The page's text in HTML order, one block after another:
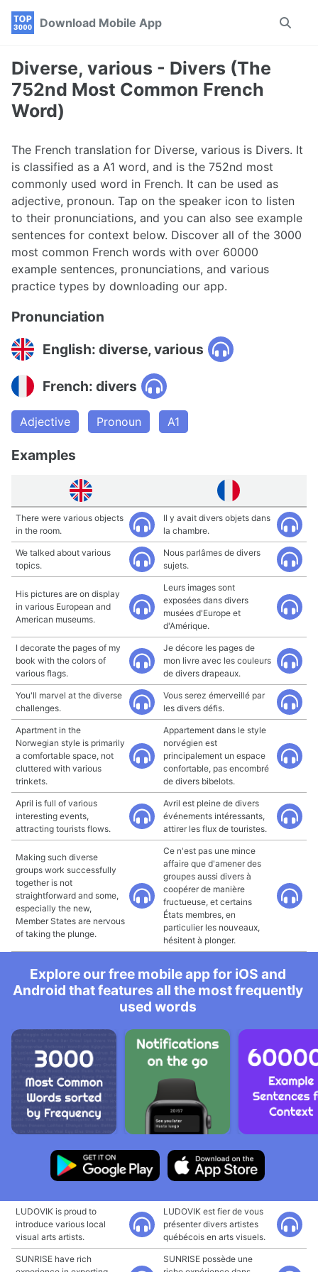
Skip
navigation
Skip
Skip
Download Mobile App
Toggle
Diverse, various - Divers (The
752nd Most Common French
Word)
The French translation for Diverse, various is Divers. It
is classified as a A1 word, and is the 752nd most
commonly used word in French. It can be used as
adjective, pronoun. Tap on the speaker icon to listen
to their pronunciations, and you can also see example
sentences for context below. Discover all of the 3000
most common French words with over 60000
example sentences, pronunciations, and various
practice types by downloading our app.
Pronunciation
English: diverse, various
French: divers
Adjective Pronoun A1
Examples
There were various objects
in the room.
Il y avait divers objets dans
la chambre.
We talked about various
topics.
Nous parlâmes de divers
sujets.
His pictures are on display
in various European and
American museums.
Leurs images sont
exposées dans divers
musées d'Europe et
d'Amérique.
I decorate the pages of my
book with the colors of
various flags.
Je décore les pages de
mon livre avec les couleurs
de divers drapeaux.
You'll marvel at the diverse
challenges.
Vous serez émerveillé par
les divers défis.
Apartment in the
Norwegian style is primarily
a comfortable space, not
cluttered with various
trinkets.
Appartement dans le style
norvégien est
principalement un espace
confortable, pas encombré
de divers bibelots.
April is full of various
interesting events,
attracting tourists flows.
Avril est pleine de divers
événements intéressants,
attirer les flux de touristes.
Making such diverse
groups work successfully
together is not
straightforward and some,
especially the new,
Member States are nervous
of taking the plunge.
Ce n'est pas une mince
affaire que d'amener des
groupes aussi divers à
coopérer de manière
fructueuse, et certains
États membres, en
particulier les nouveaux,
hésitent à plonger.
Explore our free mobile app for iOS and
Android that features all the most frequently
used words
LUDOVIK is proud to
introduce various local
visual arts artists.
LUDOVIK est fier de vous
présenter divers artistes
québécois en arts visuels.
SUNRISE have rich
SUNRISE possède une